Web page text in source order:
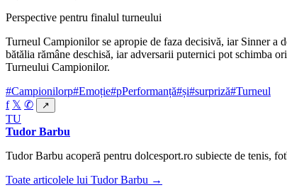
Perspective pentru finalul turneului
Turneul Campionilor se apropie de faza decisivă, iar Sinner a
bătălia rămâne deschisă, iar adversarii puternici pot schimba
Turneului Campionilor.
#Campionilorp#Emoție#pPerformanță#și#surpriză#Turneul
f 𝕏 ✆ ↗
TU
Tudor Barbu
Tudor Barbu acoperă pentru dolcesport.ro subiecte de tenis,
Toate articolele lui Tudor Barbu →